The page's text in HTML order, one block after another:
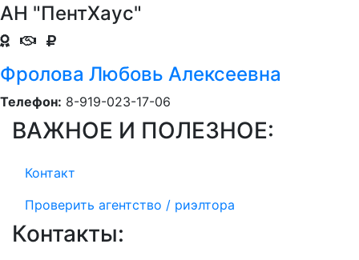
АН "ПентХаус"
Фролова Любовь Алексеевна
Телефон: 8-919-023-17-06
ВАЖНОЕ И ПОЛЕЗНОЕ:
Контакт
Проверить агентство / риэлтора
Контакты: